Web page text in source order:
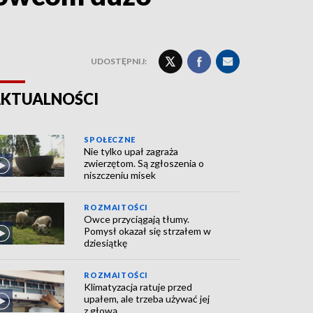
UDOSTĘPNIJ:
SPOŁECZNE
Nie tylko upał zagraża
zwierzętom. Są zgłoszenia o
niszczeniu misek
ROZMAITOŚCI
Owce przyciągają tłumy.
Pomysł okazał się strzałem w
dziesiątkę
ROZMAITOŚCI
Klimatyzacja ratuje przed
upałem, ale trzeba używać jej
z głową